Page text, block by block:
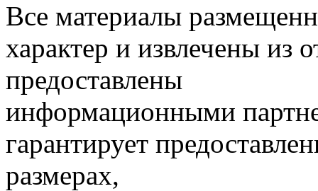
Все материалы
характер и извлечены из
предоставлены
информационными
гарантирует
размерах,